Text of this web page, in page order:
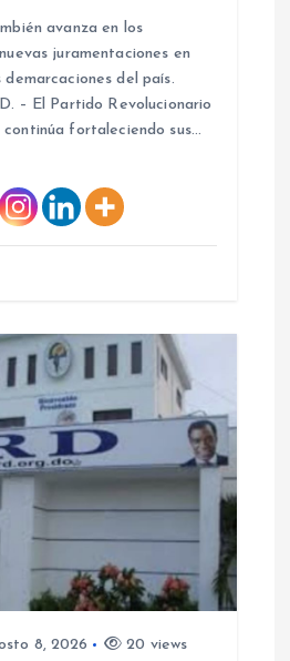
avanza en los
juramentaciones en
del país.
– El Partido Revolucionario
continúa fortaleciendo sus…
8, 2026 20 views